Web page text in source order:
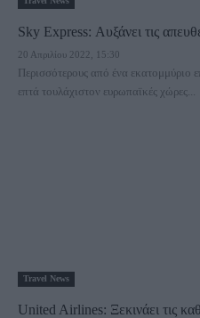
Sky Express: Αυξάνει τις
20 Απριλίου 2022, 15:30
Περισσότερους από ένα εκατομμύριο
επτά τουλάχιστον ευρωπαϊκές χώρες...
Travel News
United Airlines: Ξεκινάει τις